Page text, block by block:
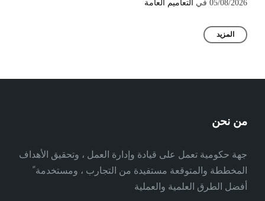
05/08/2026 في التعاميم العامة
المزيد
من نحن
جهة حكومية تعمل على قيادة وإدارة العمل ، وتحقيق الأهداف
المخططة والمتوقعة مستفيدة من التجارب ، ومستخدمة ً
أفضل الطرق العلمية والعملية